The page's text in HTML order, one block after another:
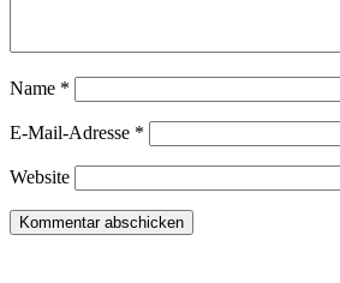
Name *
E-Mail-Adresse *
Website